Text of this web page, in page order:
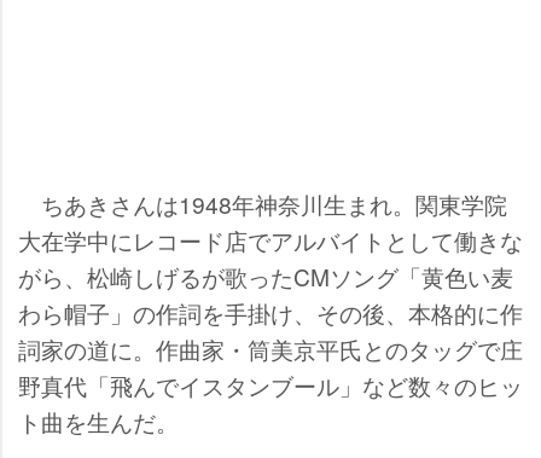
ちあきさんは1948年神奈川生まれ。関東学院
大在学中にレコード店でアルバイトとして働きな
がら、松崎しげるが歌ったCMソング「黄色い麦
わら帽子」の作詞を手掛け、その後、本格的に作
詞家の道に。作曲家・筒美京平氏とのタッグで庄
野真代「飛んでイスタンブール」など数々のヒッ
ト曲を生んだ。